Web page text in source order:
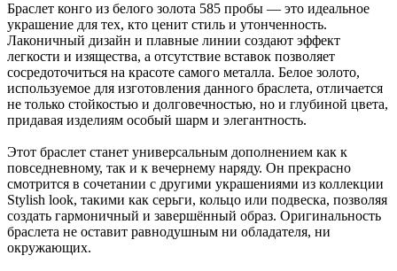
Браслет конго из белого золота 585 пробы — это идеальное
украшение для тех, кто ценит стиль и утонченность.
Лаконичный дизайн и плавные линии создают эффект
легкости и изящества, а отсутствие вставок позволяет
сосредоточиться на красоте самого металла. Белое золото,
используемое для изготовления данного браслета, отличается
не только стойкостью и долговечностью, но и глубиной цвета,
придавая изделиям особый шарм и элегантность.
Этот браслет станет универсальным дополнением как к
повседневному, так и к вечернему наряду. Он прекрасно
смотрится в сочетании с другими украшениями из коллекции
Stylish look, такими как серьги, кольцо или подвеска, позволяя
создать гармоничный и завершённый образ. Оригинальность
браслета не оставит равнодушным ни обладателя, ни
окружающих.